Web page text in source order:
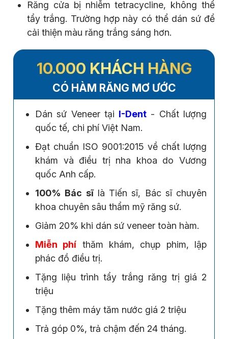
Răng cửa bị nhiễm tetracycline, không thể
tẩy trắng. Trường hợp này có thể dán sứ để
cải thiện màu răng trắng sáng hơn.
10.000 KHÁCH HÀNG
CÓ HÀM RĂNG MƠ ƯỚC
Dán sứ Veneer tại I-Dent - Chất lượng
quốc tế, chi phí Việt Nam.
Đạt chuẩn ISO 9001:2015 về chất lượng
khám và điều trị nha khoa do Vương
quốc Anh cấp.
100% Bác sĩlà Tiến sĩ, Bác sĩ chuyên
khoa chuyên sâu thẩm mỹ răng sứ.
Giảm 20% khi dán sứ veneer toàn hàm.
Miễn phí thăm khám, chụp phim, lập
phác đồ điều trị.
Tặng liệu trình tẩy trắng răng trị giá 2
triệu
Tặng thêm máy tăm nước giá 2 triệu
Trả góp 0%, trả chậm đến 24 tháng.